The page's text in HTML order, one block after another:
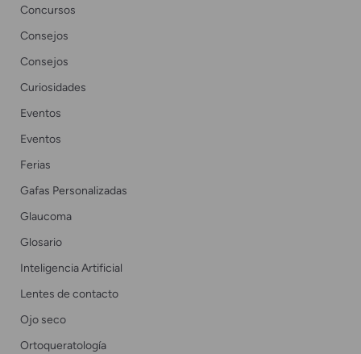
Concursos
Consejos
Consejos
Curiosidades
Eventos
Eventos
Ferias
Gafas Personalizadas
Glaucoma
Glosario
Inteligencia Artificial
Lentes de contacto
Ojo seco
Ortoqueratología